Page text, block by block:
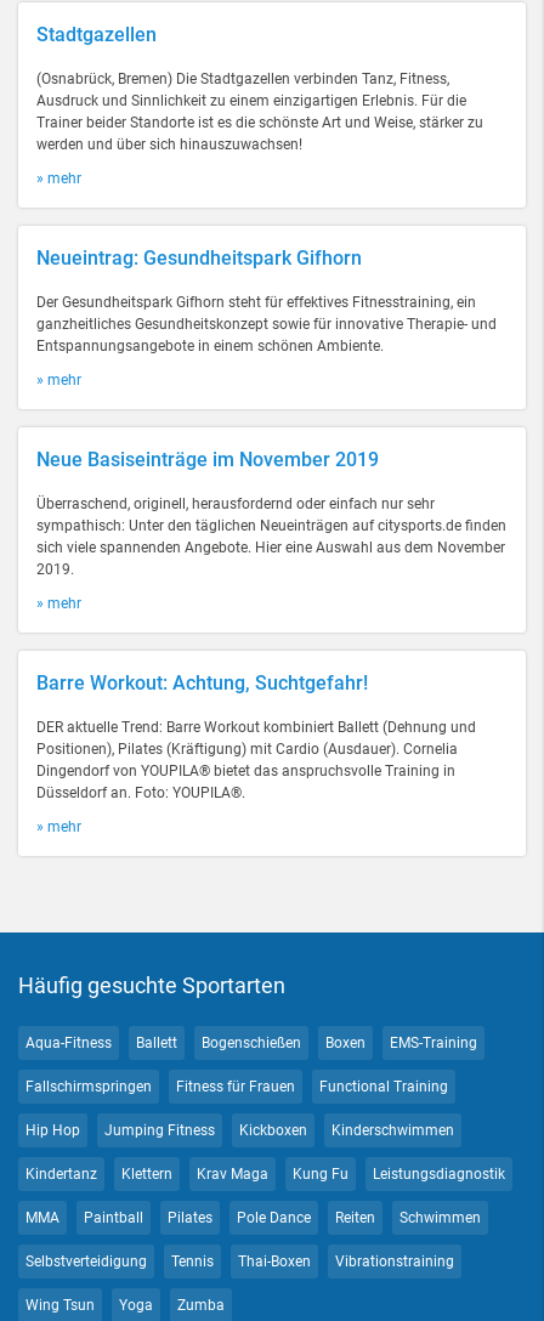
Stadtgazellen
(Osnabrück, Bremen) Die Stadtgazellen verbinden Tanz, Fitness,
Ausdruck und Sinnlichkeit zu einem einzigartigen Erlebnis. Für die
Trainer beider Standorte ist es die schönste Art und Weise, stärker zu
werden und über sich hinauszuwachsen!
» mehr
Neueintrag: Gesundheitspark Gifhorn
Der Gesundheitspark Gifhorn steht für effektives Fitnesstraining, ein
ganzheitliches Gesundheitskonzept sowie für innovative Therapie- und
Entspannungsangebote in einem schönen Ambiente.
» mehr
Neue Basiseinträge im November 2019
Überraschend, originell, herausfordernd oder einfach nur sehr
sympathisch: Unter den täglichen Neueinträgen auf citysports.de finden
sich viele spannenden Angebote. Hier eine Auswahl aus dem November
2019.
» mehr
Barre Workout: Achtung, Suchtgefahr!
DER aktuelle Trend: Barre Workout kombiniert Ballett (Dehnung und
Positionen), Pilates (Kräftigung) mit Cardio (Ausdauer). Cornelia
Dingendorf von YOUPILA® bietet das anspruchsvolle Training in
Düsseldorf an. Foto: YOUPILA®.
» mehr
Häufig gesuchte Sportarten
Aqua-Fitness Ballett Bogenschießen Boxen EMS-Training
Fallschirmspringen Fitness für Frauen Functional Training
Hip Hop Jumping Fitness Kickboxen Kinderschwimmen
Kindertanz Klettern Krav Maga Kung Fu Leistungsdiagnostik
MMA Paintball Pilates Pole Dance Reiten Schwimmen
Selbstverteidigung Tennis Thai-Boxen Vibrationstraining
Wing Tsun Yoga Zumba